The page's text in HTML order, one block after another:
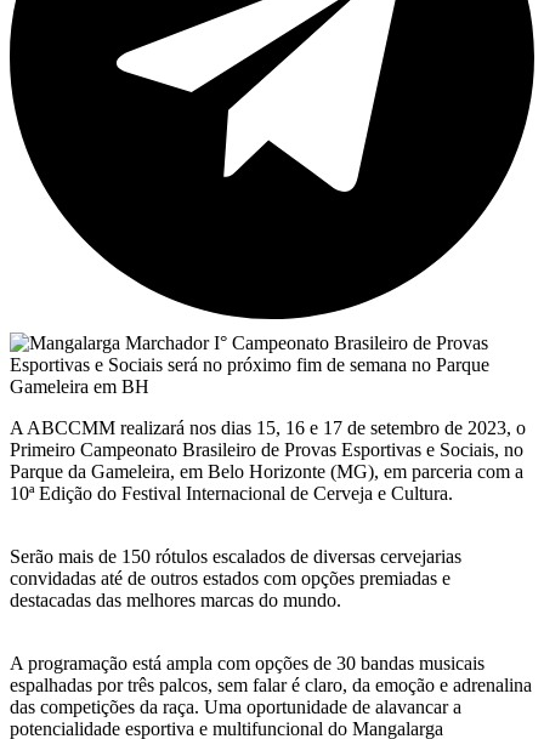
A ABCCMM realizará nos dias 15, 16 e 17 de setembro de 2023, o
Primeiro Campeonato Brasileiro de Provas Esportivas e Sociais, no
Parque da Gameleira, em Belo Horizonte (MG), em parceria com a
10ª Edição do Festival Internacional de Cerveja e Cultura.
Serão mais de 150 rótulos escalados de diversas cervejarias
convidadas até de outros estados com opções premiadas e
destacadas das melhores marcas do mundo.
A programação está ampla com opções de 30 bandas musicais
espalhadas por três palcos, sem falar é claro, da emoção e adrenalina
das competições da raça. Uma oportunidade de alavancar a
potencialidade esportiva e multifuncional do Mangalarga